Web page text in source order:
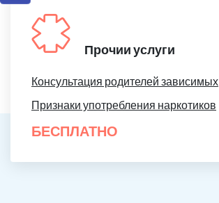
Прочии услуги
Консультация родителей зависимых
Признаки употребления наркотиков
БЕСПЛАТНО